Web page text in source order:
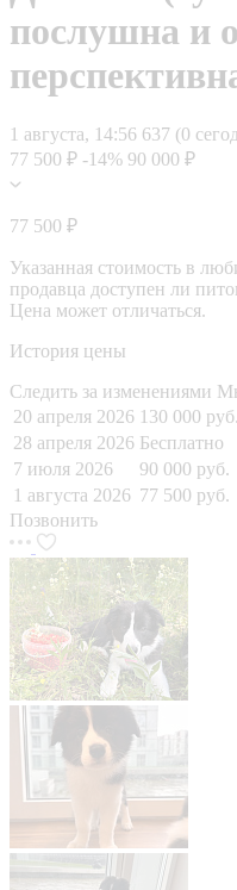
послушна и
1 августа, 14:56 637 (0
77 500 ₽ -14% 90 000 ₽
77 500 ₽
Указанная стоимость в
продавца доступен ли
Цена может отличаться.
История цены
Следить за изменениями
20 апреля 2026 130 000 руб.
28 апреля 2026 Бесплатно
7 июля 2026
90 000 руб.
1 августа 2026 77 500 руб.
Позвонить